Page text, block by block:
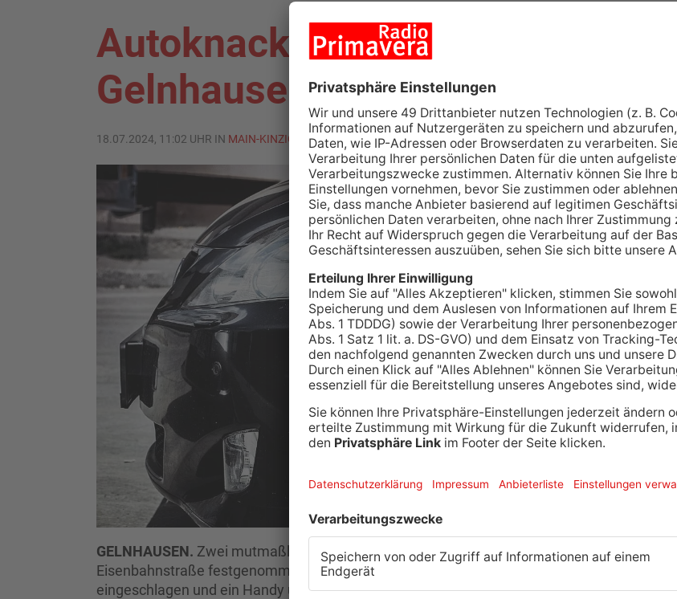
Autoknacker-Duo in
Gelnhausen festgenommen
18.07.2024, 11:02 UHR IN MAIN-KINZIG-KREIS
GELNHAUSEN. Zwei mutmaßliche Autoknacker sind am Nachmittag in der Gelnhäuser
Eisenbahnstraße festgenommen worden. Sie sollen die Fensterscheibe eines Fahrzeugs
eingeschlagen und ein Handy und eine Sonnenbrille gestohlen haben. Ein Passant hatte die